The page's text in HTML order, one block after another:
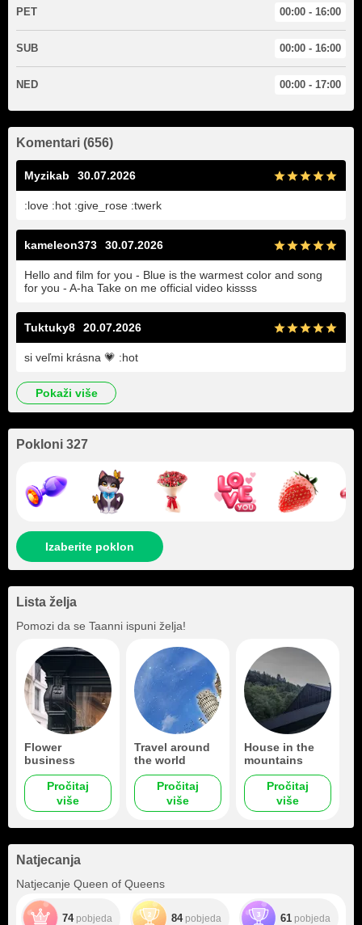
PET 00:00 - 16:00
SUB 00:00 - 16:00
NED 00:00 - 17:00
Komentari (656)
Myzikab 30.07.2026
:love :hot :give_rose :twerk
kameleon373 30.07.2026
Hello and film for you - Blue is the warmest color and song
for you - A-ha Take on me official video kissss
Tuktuky8 20.07.2026
si veľmi krásna 💗 :hot
pokaži više
Pokloni 327
Izaberite poklon
Lista želja
Pomozi da se Taanni ispuni želja!
Flower
business
Pročitaj
više
Travel around
the world
Pročitaj
više
House in the
mountains
Pročitaj
više
Natjecanja
Natjecanje Queen of Queens
74pobjeda 84pobjeda 61 pobjeda